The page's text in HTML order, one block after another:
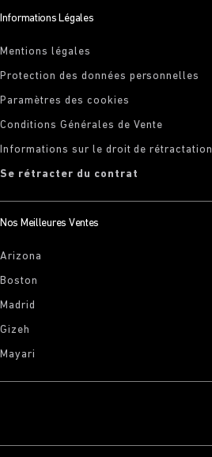
Informations Légales
Mentions légales
Protection des données personnelles
Paramètres des cookies
Conditions Générales de Vente
Informations sur le droit de rétractation
Se rétracter du contrat
Nos Meilleures Ventes
Arizona
Boston
Madrid
Gizeh
Mayari